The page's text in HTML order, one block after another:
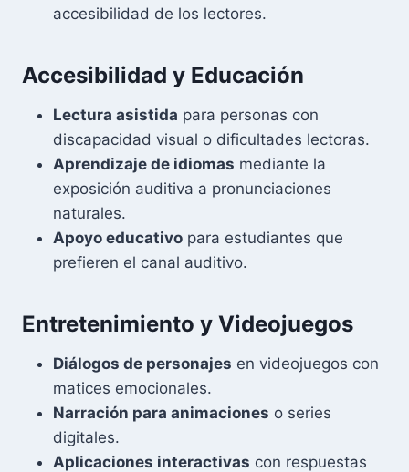
accesibilidad de los lectores.
Accesibilidad y Educación
Lectura asistida para personas con
discapacidad visual o dificultades lectoras.
Aprendizaje de idiomas mediante la
exposición auditiva a pronunciaciones
naturales.
Apoyo educativo para estudiantes que
prefieren el canal auditivo.
Entretenimiento y Videojuegos
Diálogos de personajes en videojuegos con
matices emocionales.
Narración para animaciones o series
digitales.
Aplicaciones interactivas con respuestas